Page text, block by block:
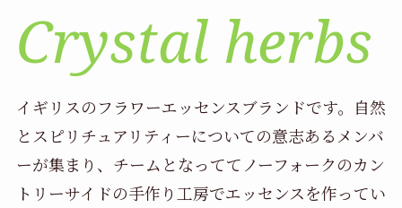
Crystal herbs
イギリスのフラワーエッセンスブランドです。自然
とスピリチュアリティーについての意志あるメンバ
ーが集まり、チームとなっててノーフォークのカン
トリーサイドの手作り工房でエッセンスを作ってい